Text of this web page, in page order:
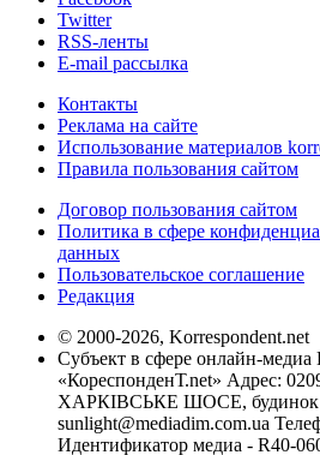
Twitter
RSS-ленты
E-mail рассылка
Контакты
Реклама на сайте
Использование материалов
Правила пользования сайтом
Договор пользования сайтом
Политика в сфере
данных
Пользовательское соглашение
Редакция
© 2000-2026, Korrespondent.net
Субъект в сфере онлайн-
«КореспонденТ.net» Адрес:
ХАРКІВСЬКЕ ШОСЕ, будинок
sunlight@mediadim.com.ua
Идентификатор медиа - R40-